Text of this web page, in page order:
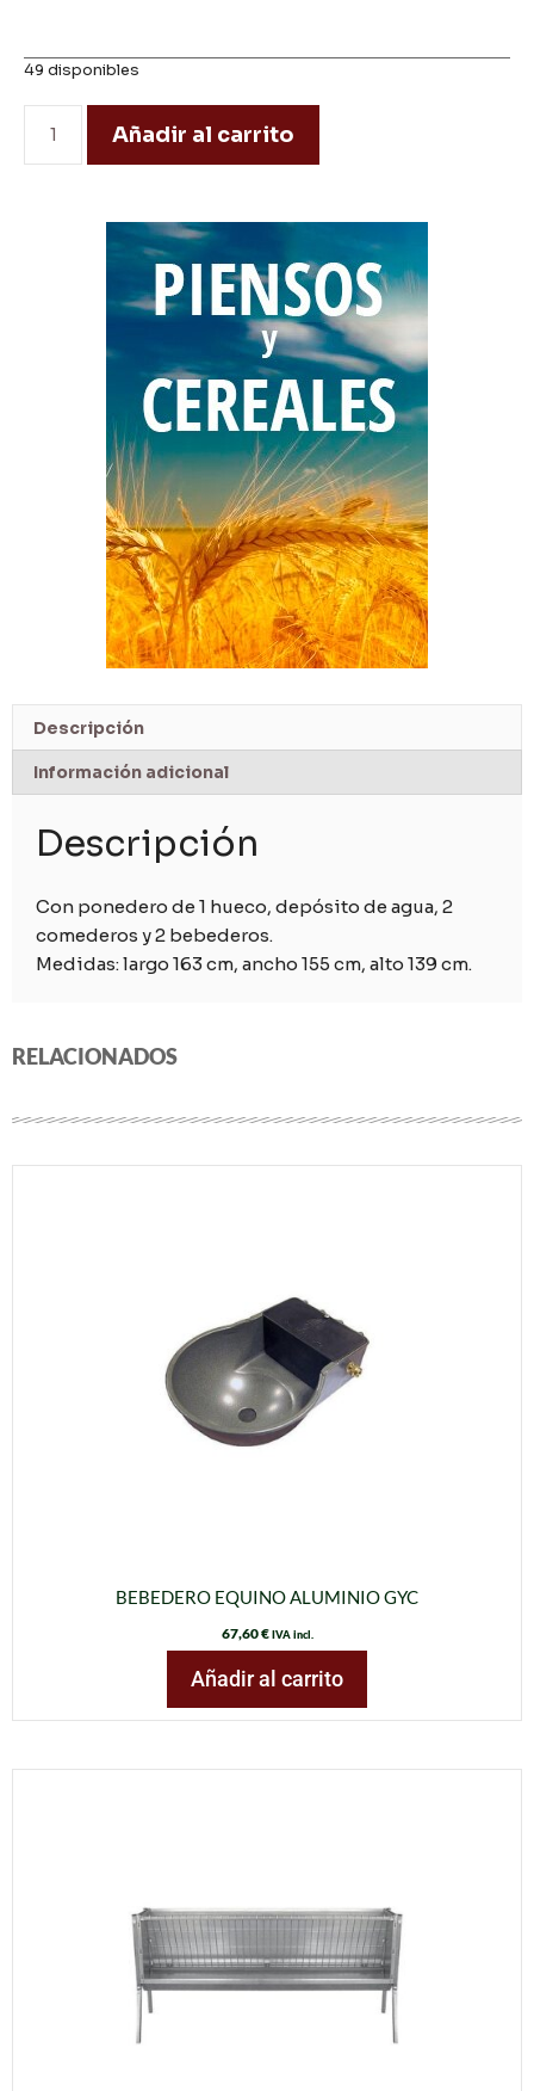
49 disponibles
Añadir al carrito
Descripción
Información adicional
Descripción
Con ponedero de 1 hueco, depósito de agua, 2
comederos y 2 bebederos.
Medidas: largo 163 cm, ancho 155 cm, alto 139 cm.
RELACIONADOS
BEBEDERO EQUINO ALUMINIO GYC
67,60€ IVA incl.
Añadir al carrito